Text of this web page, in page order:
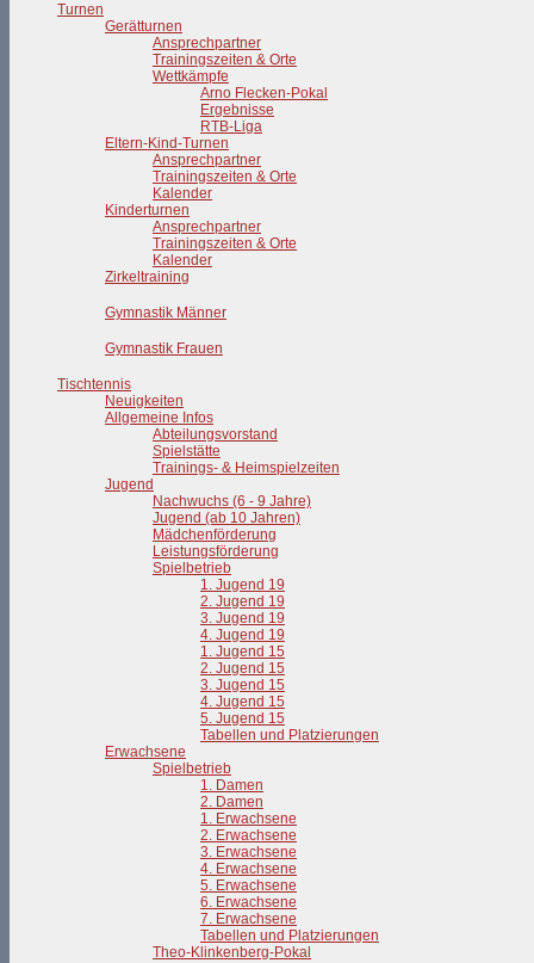
Turnen
Gerätturnen
Ansprechpartner
Trainingszeiten & Orte
Wettkämpfe
Arno Flecken-Pokal
Ergebnisse
RTB-Liga
Eltern-Kind-Turnen
Ansprechpartner
Trainingszeiten & Orte
Kalender
Kinderturnen
Ansprechpartner
Trainingszeiten & Orte
Kalender
Zirkeltraining
Gymnastik Männer
Gymnastik Frauen
Tischtennis
Neuigkeiten
Allgemeine Infos
Abteilungsvorstand
Spielstätte
Trainings- & Heimspielzeiten
Jugend
Nachwuchs (6 - 9 Jahre)
Jugend (ab 10 Jahren)
Mädchenförderung
Leistungsförderung
Spielbetrieb
1. Jugend 19
2. Jugend 19
3. Jugend 19
4. Jugend 19
1. Jugend 15
2. Jugend 15
3. Jugend 15
4. Jugend 15
5. Jugend 15
Tabellen und Platzierungen
Erwachsene
Spielbetrieb
1. Damen
2. Damen
1. Erwachsene
2. Erwachsene
3. Erwachsene
4. Erwachsene
5. Erwachsene
6. Erwachsene
7. Erwachsene
Tabellen und Platzierungen
Theo-Klinkenberg-Pokal